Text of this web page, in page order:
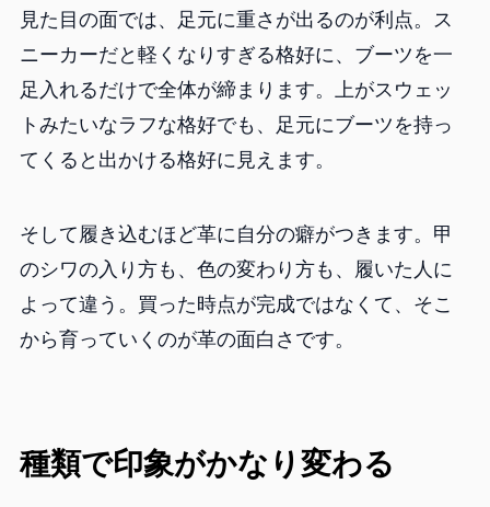
見た目の面では、足元に重さが出るのが利点。ス
ニーカーだと軽くなりすぎる格好に、ブーツを一
足入れるだけで全体が締まります。上がスウェッ
トみたいなラフな格好でも、足元にブーツを持っ
てくると出かける格好に見えます。
そして履き込むほど革に自分の癖がつきます。甲
のシワの入り方も、色の変わり方も、履いた人に
よって違う。買った時点が完成ではなくて、そこ
から育っていくのが革の面白さです。
種類で印象がかなり変わる